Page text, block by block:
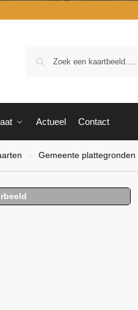
Actueel Contact
- Gemeente plattegronden